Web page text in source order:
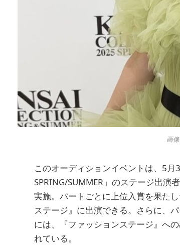
画
このオーディションイベントは、5
SPRING/SUMMER」のステージ出演
実施。パートごとに上位入賞を果た
ステージ』に出演できる。さらに、
には、『ファッションステージ』へ
れている。